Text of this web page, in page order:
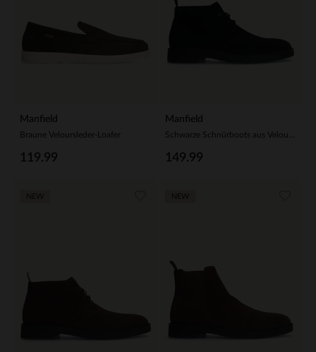
Manfield
Braune Veloursleder-Loafer
119.99
Manfield
149.99